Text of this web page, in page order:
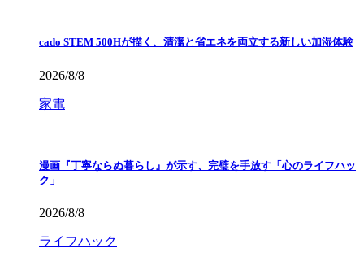
cado STEM 500Hが描く、清潔と省エネを両立する新しい加湿体験
2026/8/8
家電
漫画『丁寧ならぬ暮らし』が示す、完璧を手放す「心のライフハッ
ク」
2026/8/8
ライフハック